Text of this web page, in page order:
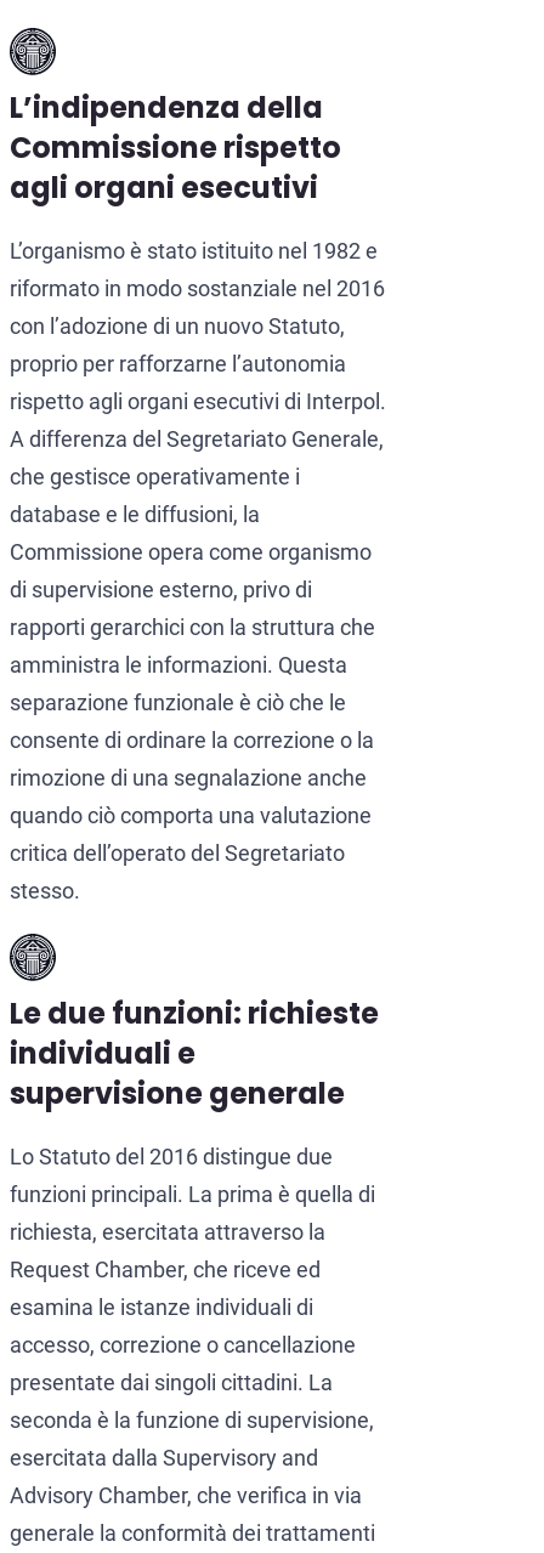
L’indipendenza della
Commissione rispetto
agli organi esecutivi
L’organismo è stato istituito nel 1982 e
riformato in modo sostanziale nel 2016
con l’adozione di un nuovo Statuto,
proprio per rafforzarne l’autonomia
rispetto agli organi esecutivi di Interpol.
A differenza del Segretariato Generale,
che gestisce operativamente i
database e le diffusioni, la
Commissione opera come organismo
di supervisione esterno, privo di
rapporti gerarchici con la struttura che
amministra le informazioni. Questa
separazione funzionale è ciò che le
consente di ordinare la correzione o la
rimozione di una segnalazione anche
quando ciò comporta una valutazione
critica dell’operato del Segretariato
stesso.
Le due funzioni: richieste
individuali e
supervisione generale
Lo Statuto del 2016 distingue due
funzioni principali. La prima è quella di
richiesta, esercitata attraverso la
Request Chamber, che riceve ed
esamina le istanze individuali di
accesso, correzione o cancellazione
presentate dai singoli cittadini. La
seconda è la funzione di supervisione,
esercitata dalla Supervisory and
Advisory Chamber, che verifica in via
generale la conformità dei trattamenti